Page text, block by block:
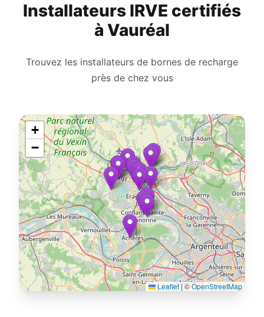
Installateurs IRVE certifiés
à Vauréal
Trouvez les installateurs de bornes de recharge
près de chez vous
+
−
Leaflet|©OpenStreetMap